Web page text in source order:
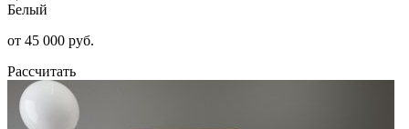
Белый
от 45 000 руб.
Рассчитать